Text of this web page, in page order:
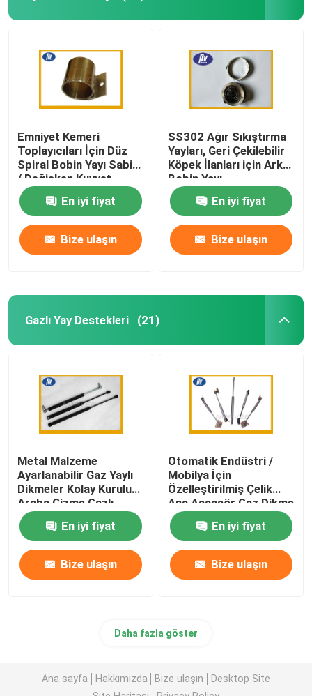
Emniyet Kemeri
Toplayıcıları İçin Düz
Spiral Bobin Yayı Sabit
/ Değişken Kuvvet
En iyi fiyat
Bize ulaşın
SS302 Ağır Sıkıştırma
Yayları, Geri Çekilebilir
Köpek İlanları için Arka
Bobin Yayı
En iyi fiyat
Bize ulaşın
Gazlı Yay Destekleri (21)
Metal Malzeme
Ayarlanabilir Gaz Yaylı
Dikmeler Kolay Kurulum
Araba Çizme Gazlı
Dikmeler
En iyi fiyat
Bize ulaşın
Otomatik Endüstri /
Mobilya İçin
Özelleştirilmiş Çelik
Ana Asansör Gaz Dikme
Gürültüsü
En iyi fiyat
Bize ulaşın
Daha fazla göster
Ana sayfa Hakkımızda Bize ulaşın
Desktop Site